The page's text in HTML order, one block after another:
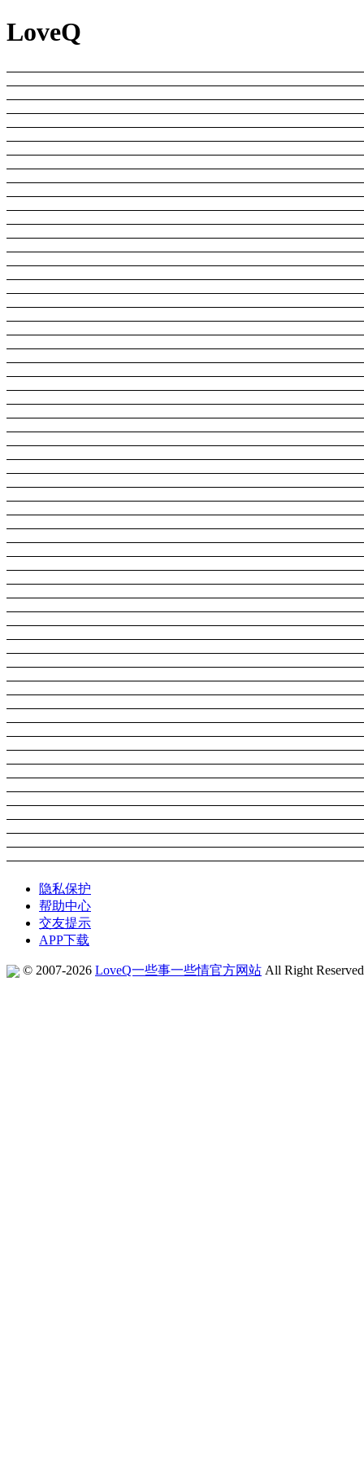
LoveQ
隐私保护
帮助中心
交友提示
APP下载
© 2007-2026 LoveQ一些事一些情官方网站 All Right